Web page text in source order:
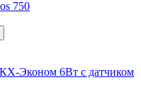
750
Эконом 6Вт с датчиком